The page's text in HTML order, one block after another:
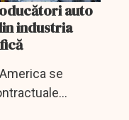
auto
industria
se
dă oficial startul